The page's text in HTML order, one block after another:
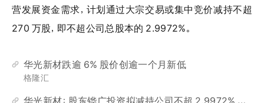
营发展资金需求，计划通过大宗交易或集中竞价减持不超
270 万股，即不超公司总股本的 2.9972%。
华光新材跌逾 6% 股价创逾一个月新低
格隆汇
华光新材：股东铧广投资拟减持公司不超 2.9972% 股份